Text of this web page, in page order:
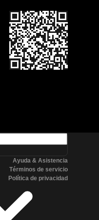
Ayuda & Asistencia
Términos de servicio
Política de privacidad